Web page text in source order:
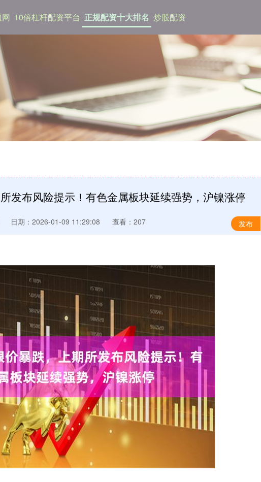
10倍杠杆配资平台 正规配资十大排名 炒股配资
发布风险提示！有色金属板块延续强势，沪镍涨停
发布
日期：2026-01-09 11:29:08 查看：207
200.89 1.42% 沪深300